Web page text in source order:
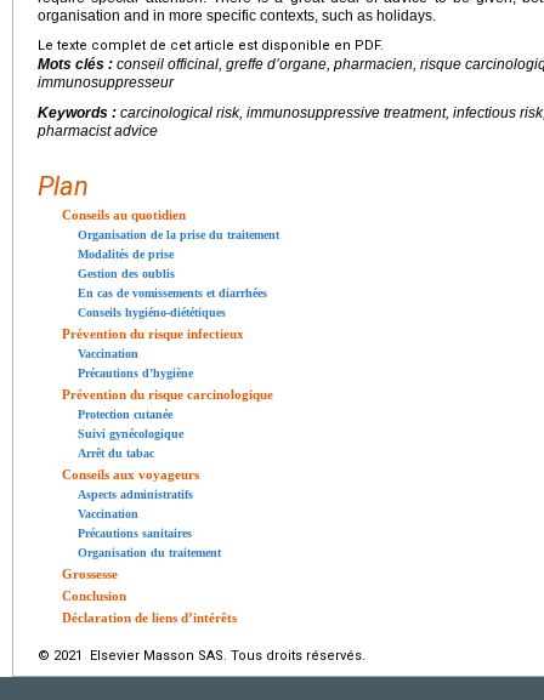
organisation and in more specific contexts, such as holidays.
Le texte complet de cet article est disponible en PDF.
Mots clés : conseil officinal, greffe d’organe, pharmacien, risque
immunosuppresseur
Keywords : carcinological risk, immunosuppressive treatment, infectious
pharmacist advice
Plan
Conseils au quotidien
Organisation de la prise du traitement
Modalités de prise
Gestion des oublis
En cas de vomissements et diarrhées
Conseils hygiéno-diététiques
Prévention du risque infectieux
Vaccination
Précautions d’hygiène
Prévention du risque carcinologique
Protection cutanée
Suivi gynécologique
Arrêt du tabac
Conseils aux voyageurs
Aspects administratifs
Vaccination
Précautions sanitaires
Organisation du traitement
Grossesse
Conclusion
Déclaration de liens d’intérêts
© 2021 Elsevier Masson SAS. Tous droits réservés.